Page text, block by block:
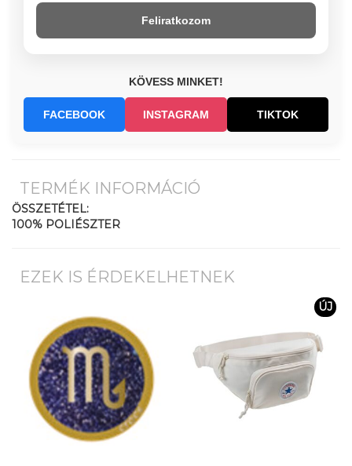
Feliratkozom
KÖVESS MINKET!
FACEBOOK INSTAGRAM TIKTOK
TERMÉK INFORMÁCIÓ
ÖSSZETÉTEL:
100% POLIÉSZTER
EZEK IS ÉRDEKELHETNEK
ÚJ